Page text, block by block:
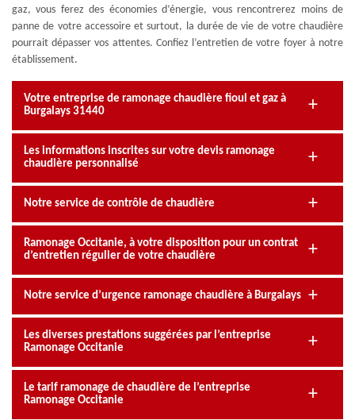
gaz, vous ferez des économies d’énergie, vous rencontrerez moins de
panne de votre accessoire et surtout, la durée de vie de votre chaudière
pourrait dépasser vos attentes. Confiez l’entretien de votre foyer à notre
établissement.
Votre entreprise de ramonage chaudière fioul et gaz à
Burgalays 31440
Les informations inscrites sur votre devis ramonage
chaudière personnalisé
Notre service de contrôle de chaudière
Ramonage Occitanie, à votre disposition pour un contrat
d’entretien régulier de votre chaudière
Notre service d’urgence ramonage chaudière à Burgalays
Les diverses prestations suggérées par l’entreprise
Ramonage Occitanie
Le tarif ramonage de chaudière de l’entreprise
Ramonage Occitanie